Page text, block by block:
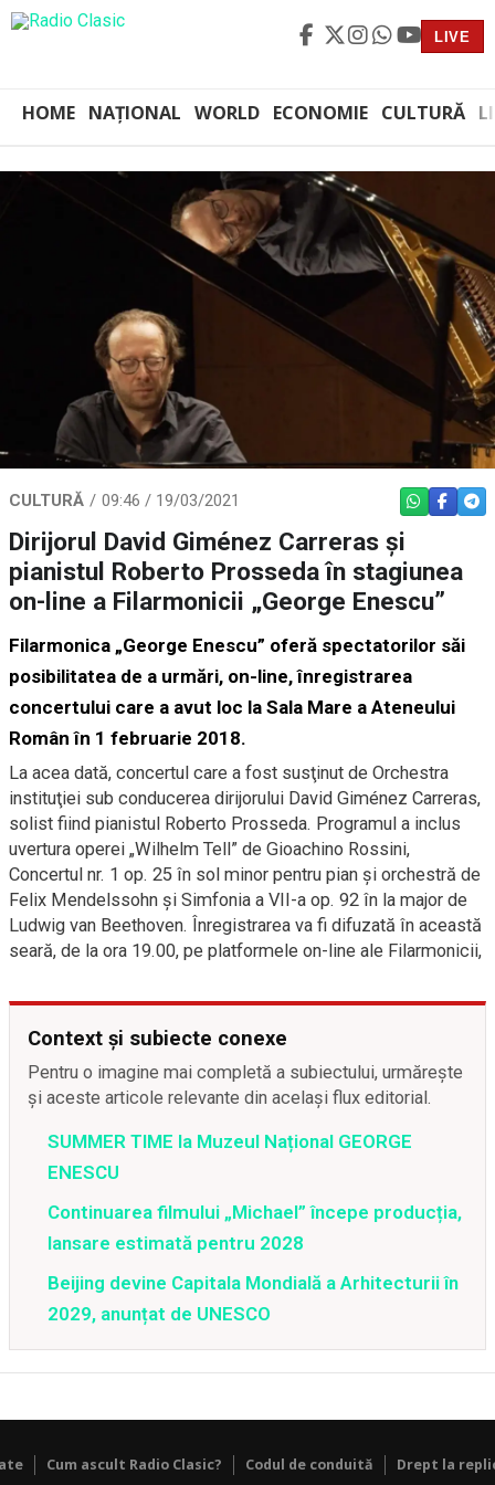
LIVE
HOME NAȚIONAL WORLD ECONOMIE CULTURĂ
CULTURĂ 09:46 / 19/03/2021 WHATSAPP
Dirijorul David Giménez Carreras şi
pianistul Roberto Prosseda în stagiunea
on-line a Filarmonicii „George Enescu”
Filarmonica „George Enescu” oferă spectatorilor săi
posibilitatea de a urmări, on-line, înregistrarea
concertului care a avut loc la Sala Mare a Ateneului
Român în 1 februarie 2018.
La acea dată, concertul care a fost susţinut de Orchestra
instituţiei sub conducerea dirijorului David Giménez Carreras,
solist fiind pianistul Roberto Prosseda. Programul a inclus
uvertura operei „Wilhelm Tell” de Gioachino Rossini,
Concertul nr. 1 op. 25 în sol minor pentru pian și orchestră de
Felix Mendelssohn şi Simfonia a VII-a op. 92 în la major de
Ludwig van Beethoven. Înregistrarea va fi difuzată în această
seară, de la ora 19.00, pe platformele on-line ale Filarmonicii,
Context și subiecte conexe
Pentru o imagine mai completă a subiectului, urmărește
și aceste articole relevante din același flux editorial.
SUMMER TIME la Muzeul Național GEORGE
ENESCU
Continuarea filmului „Michael” începe producția,
lansare estimată pentru 2028
Beijing devine Capitala Mondială a Arhitecturii în
2029, anunțat de UNESCO
Cum ascult Radio Clasic? Codul de conduită Drept la